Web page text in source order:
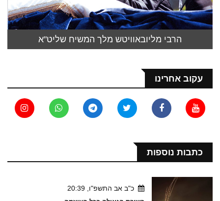
הרבי מליובאוויטש מלך המשיח שליט"א
עקוב אחרינו
כתבות נוספות
כ"ב אב התשפ"ו, 20:39